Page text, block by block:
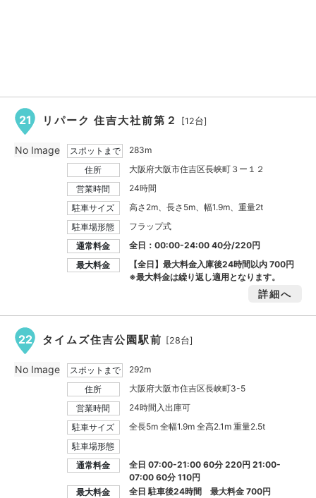
21 リパーク 住吉大社前第２ [12台]
スポットまで
283m
住所
大阪府大阪市住吉区長峡町３ー１２
営業時間
24時間
駐車サイズ
高さ2m、長さ5m、幅1.9m、重量2t
駐車場形態
フラップ式
通常料金
全日：00:00-24:00 40分/220円
最大料金
【全日】最大料金入庫後24時間以内700円
※最大料金は繰り返し適用となります。
詳細へ
No Image
22 タイムズ住吉公園駅前 [28台]
スポットまで
292m
住所
大阪府大阪市住吉区長峡町3-5
営業時間
24時間入出庫可
駐車サイズ
全長5m 全幅1.9m 全高2.1m 重量2.5t
駐車場形態
通常料金
全日 07:00-21:00 60分 220円 21:00-
07:00 60分 110円
最大料金
全日 駐車後24時間 最大料金700円
No Image